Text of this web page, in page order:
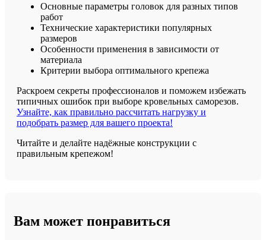
Основные параметры головок для разных типов
работ
Технические характеристики популярных
размеров
Особенности применения в зависимости от
материала
Критерии выбора оптимального крепежа
Раскроем секреты профессионалов и поможем избежать
типичных ошибок при выборе кровельных саморезов.
Узнайте, как правильно рассчитать нагрузку и
подобрать размер для вашего проекта!
Читайте и делайте надёжные конструкции с
правильным крепежом!
Вам может понравиться